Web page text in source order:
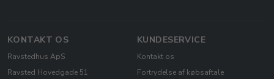
KONTAKT OS
Ravstedhus ApS
Ravsted Hovedgade 51
KUNDESERVICE
Kontakt os
Fortrydelse af købsaftale